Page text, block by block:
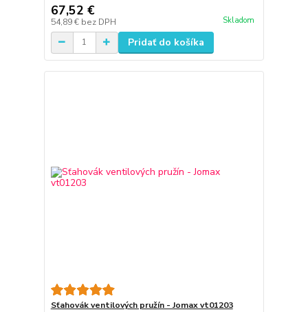
67,52 €
54,89 € bez DPH Skladom
Pridať do košíka
Sťahovák ventilových pružín - Jomax vt01203